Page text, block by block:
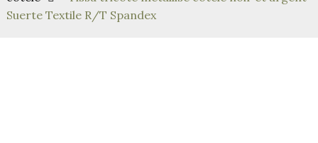
Suerte Textile R/T Spandex